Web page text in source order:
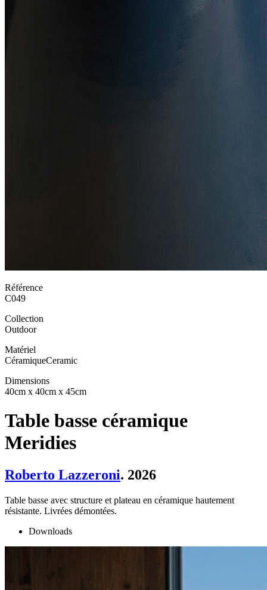
Référence
C049
Collection
Outdoor
Matériel
CéramiqueCeramic
Dimensions
40cm x 40cm x 45cm
Table basse céramique
Meridies
Roberto Lazzeroni. 2026
Table basse avec structure et plateau en céramique hautement
résistante. Livrées démontées.
Downloads